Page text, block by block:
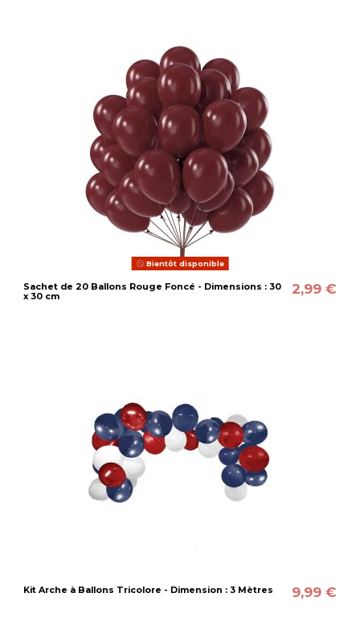
Bientôt disponible
Sachet de 20 Ballons Rouge Foncé - Dimensions : 30
x 30 cm
2,99 €
Kit Arche à Ballons Tricolore - Dimension : 3 Mètres 9,99 €